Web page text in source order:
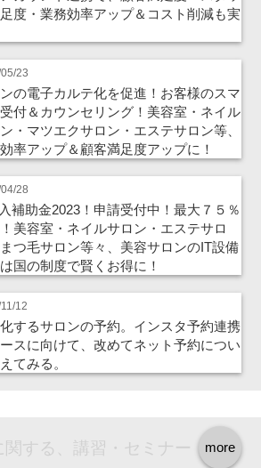
度・業務効率アップ＆コスト削減も実
23
の電子カルテ化を促進！お客様のスマ
付＆カウンセリング！美容室・ネイル
・マツエクサロン・エステサロン等、
率アップ＆顧客満足度アップに！
28
補助金2023！申請受付中！最大７５％
美容室・ネイルサロン・エステサロ
つ毛サロン等々、美容サロンのIT設備
国の制度で賢くお得に！
12
するサロンの予約。インスタ予約連携
スに向けて、改めてネット予約につい
てみる。
more
関する、講習・セミナー